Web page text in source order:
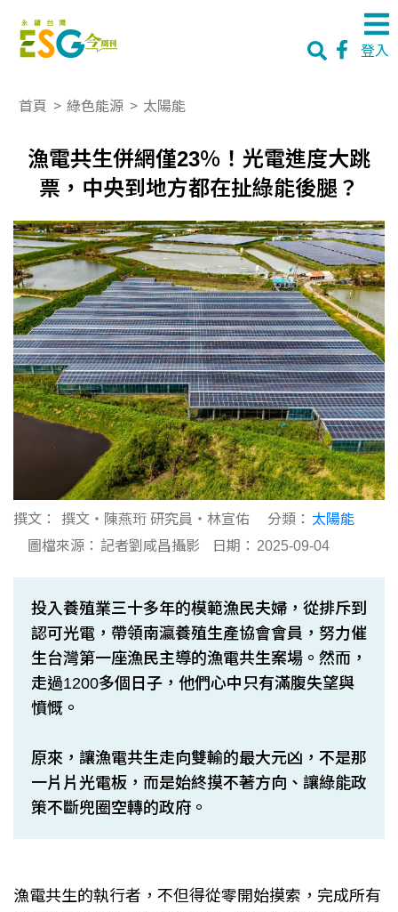
登入
首頁 > 綠色能源 > 太陽能
漁電共生併網僅23％！光電進度大跳
票，中央到地方都在扯綠能後腿？
撰文： 撰文‧陳燕珩 研究員‧林宣佑 分類： 太陽能
圖檔來源： 記者劉咸昌攝影 日期： 2025-09-04
投入養殖業三十多年的模範漁民夫婦，從排斥到
認可光電，帶領南瀛養殖生產協會會員，努力催
生台灣第一座漁民主導的漁電共生案場。然而，
走過1200多個日子，他們心中只有滿腹失望與
憤慨。
原來，讓漁電共生走向雙輸的最大元凶，不是那
一片片光電板，而是始終摸不著方向、讓綠能政
策不斷兜圈空轉的政府。
漁電共生的執行者，不但得從零開始摸索，完成所有